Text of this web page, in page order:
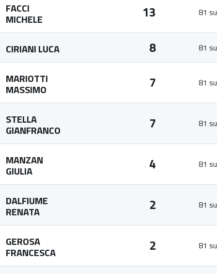
FACCI
MICHELE 13 81
CIRIANI LUCA 8 81
MARIOTTI
MASSIMO 7 81
STELLA
GIANFRANCO 7 81
MANZAN
GIULIA 4 81
DALFIUME
RENATA 2 81
GEROSA
FRANCESCA 2 81